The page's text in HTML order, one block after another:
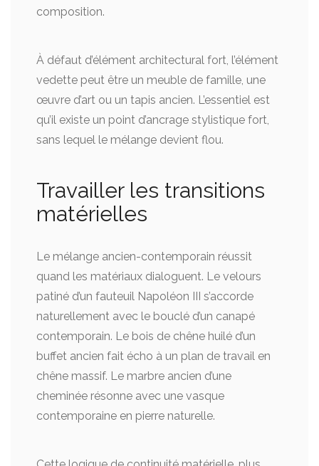
composition.
À défaut d’élément architectural fort, l’élément
vedette peut être un meuble de famille, une
œuvre d’art ou un tapis ancien. L’essentiel est
qu’il existe un point d’ancrage stylistique fort,
sans lequel le mélange devient flou.
Travailler les transitions
matérielles
Le mélange ancien-contemporain réussit
quand les matériaux dialoguent. Le velours
patiné d’un fauteuil Napoléon III s’accorde
naturellement avec le bouclé d’un canapé
contemporain. Le bois de chêne huilé d’un
buffet ancien fait écho à un plan de travail en
chêne massif. Le marbre ancien d’une
cheminée résonne avec une vasque
contemporaine en pierre naturelle.